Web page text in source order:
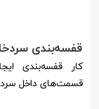
قفسه‌بندی
کار قفسه‌بندی
قسمت‌های داخل